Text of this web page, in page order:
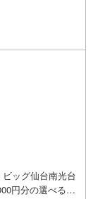
ッグ仙台南光台
円分の選べるデ